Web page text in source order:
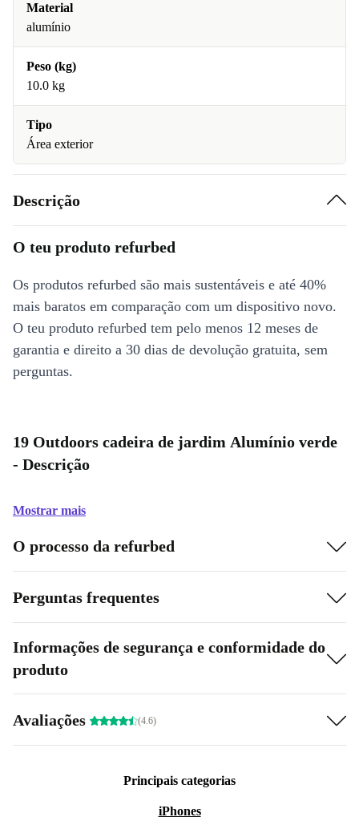
Material
alumínio
Peso (kg)
10.0 kg
Tipo
Área exterior
Descrição
O teu produto refurbed
Os produtos refurbed são mais sustentáveis e até 40%
mais baratos em comparação com um dispositivo novo.
O teu produto refurbed tem pelo menos 12 meses de
garantia e direito a 30 dias de devolução gratuita, sem
perguntas.
19 Outdoors cadeira de jardim Alumínio verde
- Descrição
Mostrar mais
O processo da refurbed
Perguntas frequentes
Informações de segurança e conformidade do
produto
Avaliações (4.6)
Principais categorias
iPhones